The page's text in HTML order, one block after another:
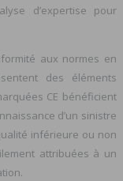
d’expertise pour
aux normes en
des éléments
CE bénéficient
d’un sinistre
inférieure ou non
attribuées à un